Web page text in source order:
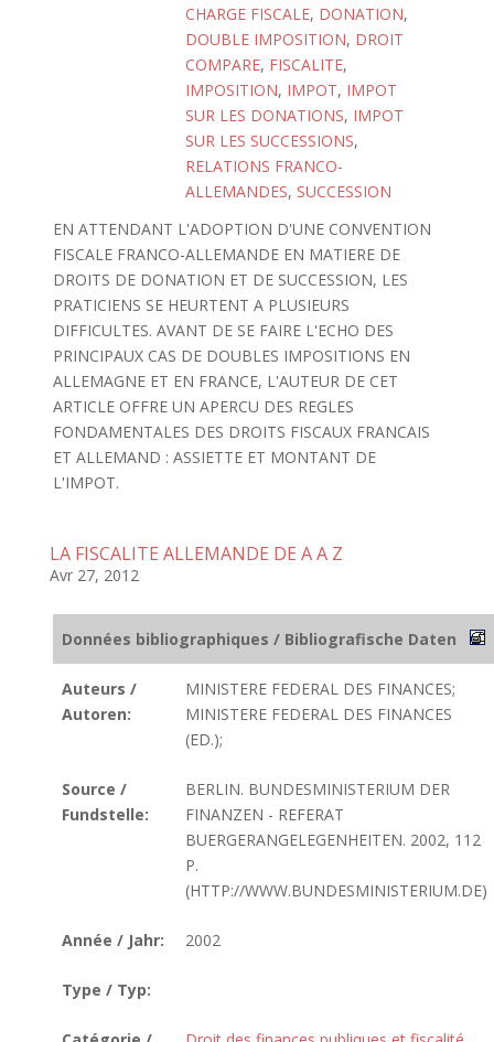
CHARGE FISCALE, DONATION,
DOUBLE IMPOSITION, DROIT
COMPARE, FISCALITE,
IMPOSITION, IMPOT, IMPOT
SUR LES DONATIONS, IMPOT
SUR LES SUCCESSIONS,
RELATIONS FRANCO-
ALLEMANDES, SUCCESSION
EN ATTENDANT L'ADOPTION D'UNE CONVENTION
FISCALE FRANCO-ALLEMANDE EN MATIERE DE
DROITS DE DONATION ET DE SUCCESSION, LES
PRATICIENS SE HEURTENT A PLUSIEURS
DIFFICULTES. AVANT DE SE FAIRE L'ECHO DES
PRINCIPAUX CAS DE DOUBLES IMPOSITIONS EN
ALLEMAGNE ET EN FRANCE, L'AUTEUR DE CET
ARTICLE OFFRE UN APERCU DES REGLES
FONDAMENTALES DES DROITS FISCAUX FRANCAIS
ET ALLEMAND : ASSIETTE ET MONTANT DE
L'IMPOT.
LA FISCALITE ALLEMANDE DE A A Z
Avr 27, 2012
Données bibliographiques / Bibliografische Daten
Auteurs /
Autoren:
MINISTERE FEDERAL DES FINANCES;
MINISTERE FEDERAL DES FINANCES
(ED.);
Source /
Fundstelle:
BERLIN. BUNDESMINISTERIUM DER
FINANZEN - REFERAT
BUERGERANGELEGENHEITEN. 2002, 112
P.
(HTTP://WWW.BUNDESMINISTERIUM.DE)
Année / Jahr: 2002
Type / Typ: